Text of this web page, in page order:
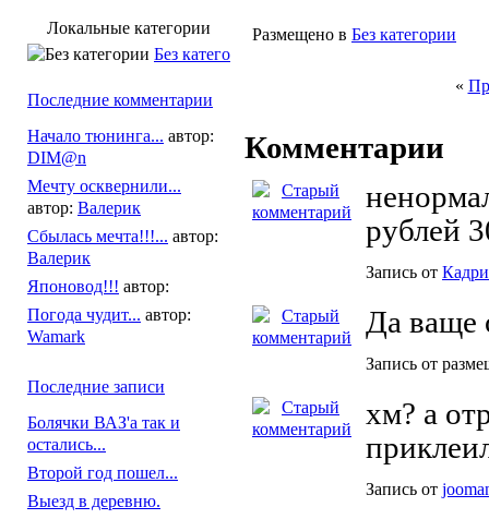
Размещено в Без категории
«
Комментарии
рублей
Запись от
Да ваще
Запись от
хм? а
Запись от
Локальные категории
Без категории
Последние комментарии
Начало тюнинга... автор:
DIM@n
Мечту осквернили...
автор: Валерик
Сбылась мечта!!!... автор:
Валерик
Японовод!!! автор:
Погода чудит... автор:
Wamark
Последние записи
Болячки ВАЗ'а так и
остались...
Второй год пошел...
Выезд в деревню.